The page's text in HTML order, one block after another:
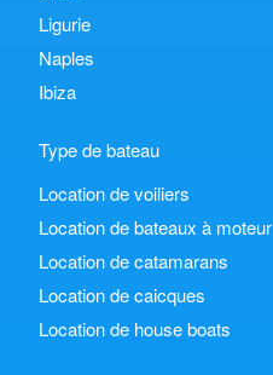
Ligurie
Naples
Ibiza
Type de bateau
Location de voiliers
Location de bateaux à moteur
Location de catamarans
Location de caicques
Location de house boats